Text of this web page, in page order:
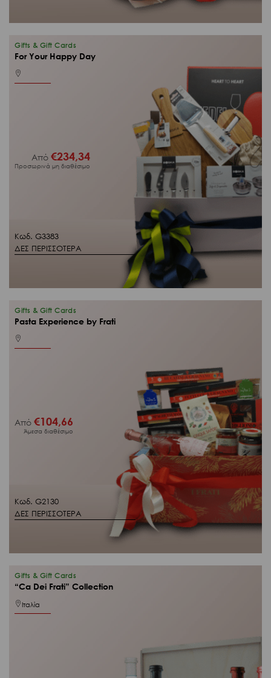
Κωδ. G3383
ΔΕΣ ΠΕΡΙΣΣΟΤΕΡΑ
Gifts & Gift Cards
For Your Happy Day
Από€234,34
Προσωρινά μη διαθέσιμο
Κωδ. G2130
ΔΕΣ ΠΕΡΙΣΣΟΤΕΡΑ
Gifts & Gift Cards
Pasta Experience by Frati
Από€104,66
Άμεσα διαθέσιμο
Gifts & Gift Cards
“Ca Dei Frati” Collection
Ιταλία